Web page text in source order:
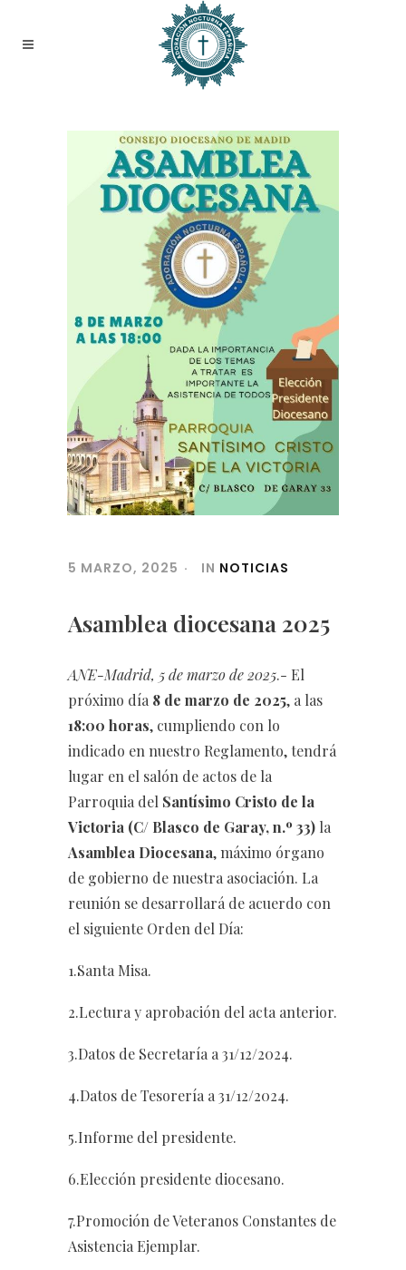
5 MARZO, 2025 IN NOTICIAS
Asamblea diocesana 2025
ANE-Madrid, 5 de marzo de 2025.- El
próximo día8 de marzo de 2025, a las
18:00 horas, cumpliendo con lo
indicado en nuestro Reglamento, tendrá
lugar en el salón de actos de la
Parroquia del Santísimo Cristo de la
Victoria (C/ Blasco de Garay, n.º 33) la
Asamblea Diocesana, máximo órgano
de gobierno de nuestra asociación. La
reunión se desarrollará de acuerdo con
el siguiente Orden del Día:
1.Santa Misa.
2.Lectura y aprobación del acta anterior.
3.Datos de Secretaría a 31/12/2024.
4.Datos de Tesorería a 31/12/2024.
5.Informe del presidente.
6.Elección presidente diocesano.
7.Promoción de Veteranos Constantes de
Asistencia Ejemplar.